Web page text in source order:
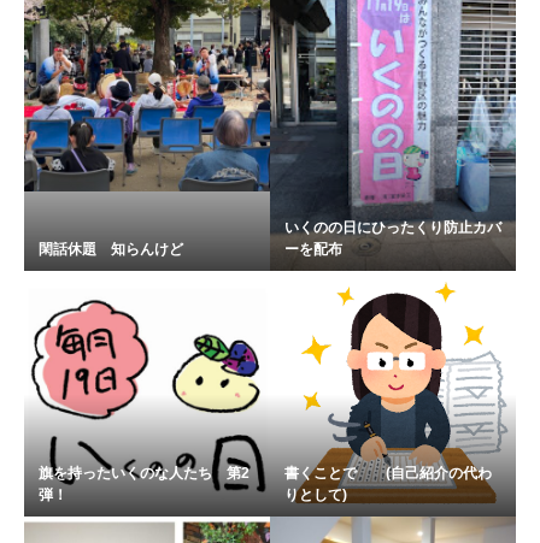
閑話休題 知らんけど
いくのの日にひったくり防止カバ
ーを配布
旗を持ったいくのな人たち 第2
弾！
書くことで (自己紹介の代わ
りとして)